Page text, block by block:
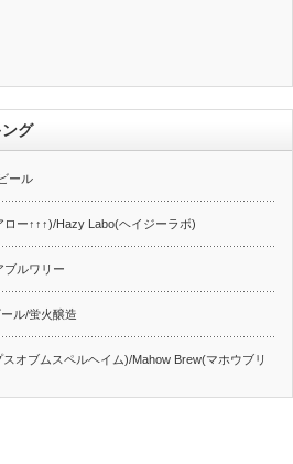
グ
ール
ー↑↑↑)/Hazy Labo(ヘイジーラボ)
ブルワリー
ル/蛍火醸造
オブムスペルヘイム)/Mahow Brew(マホウブリ